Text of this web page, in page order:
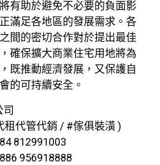
有助於避免不必要的負面影
滿足各地區的發展需求。各
間的密切合作對於提出最佳
確保擴大商業住宅用地將為
既推動經濟發展，又保護自
的可持續安全。
代管代銷 / #傢俱裝潢 )
812991003
956918888